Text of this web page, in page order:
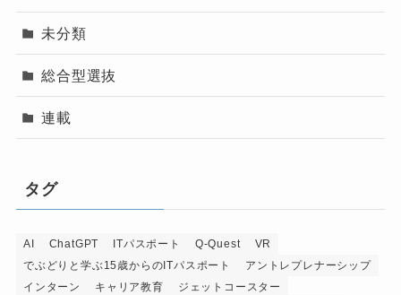
未分類
総合型選抜
連載
タグ
AI ChatGPT ITパスポート Q-Quest
VR
でぶどりと学ぶ15歳からのITパスポート
アントレプレナーシップ
インターン
キャリア教育
ジェットコースター